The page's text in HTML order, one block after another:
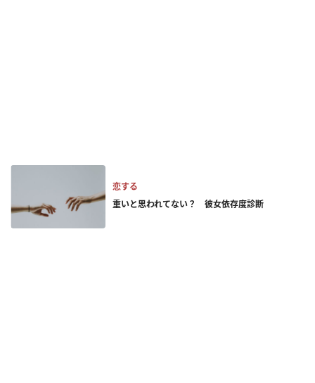
恋する
重いと思われてない？ 彼女依存度診断